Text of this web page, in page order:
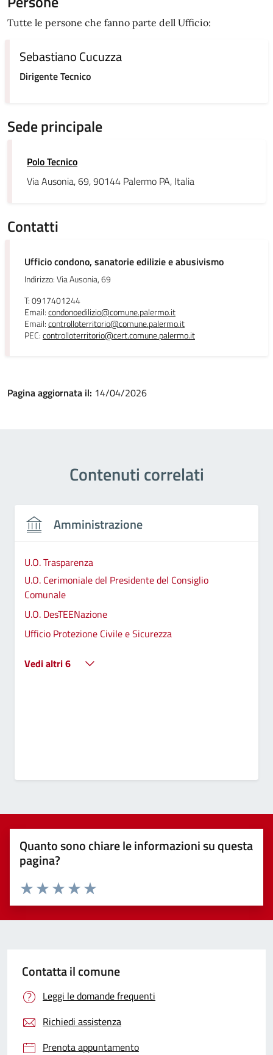
Tutte le persone che fanno parte dell Ufficio:
Sebastiano Cucuzza
Dirigente Tecnico
Sede principale
Polo Tecnico
Via Ausonia, 69, 90144 Palermo PA, Italia
Contatti
Ufficio condono, sanatorie edilizie e abusivismo
Indirizzo: Via Ausonia, 69
T: 0917401244
Email:condonoedilizio@comune.palermo.it
Email:controlloterritorio@comune.palermo.it
PEC:controlloterritorio@cert.comune.palermo.it
Pagina aggiornata il: 14/04/2026
Contenuti correlati
Amministrazione
U.O. Trasparenza
U.O. Cerimoniale del Presidente del Consiglio
Comunale
U.O. DesTEENazione
Ufficio Protezione Civile e Sicurezza
Vedi altri 6
Quanto sono chiare le informazioni su questa
pagina?
Valuta 5 stelle su 5
Valuta 4 stelle su 5
Valuta 3 stelle su 5
Valuta 2 stelle su 5
Valuta 1 stelle su 5
Contatta il comune
Leggi le domande frequenti
Richiedi assistenza
Prenota appuntamento